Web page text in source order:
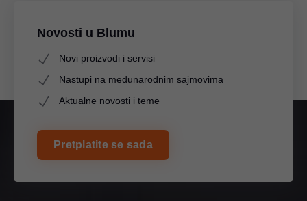
Novosti u Blumu
Novi proizvodi i servisi
Nastupi na međunarodnim sajmovima
Aktualne novosti i teme
Pretplatite se sada